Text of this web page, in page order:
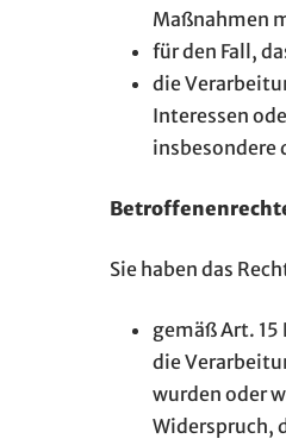
Maßnahmen
für den Fall,
die
Interessen
insbesondere
Sie haben das
gemäß Art.
die
wurden oder
Widerspruch,